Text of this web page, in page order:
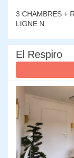
3 CHAMBRES +
LIGNE N
El Respiro
Previous